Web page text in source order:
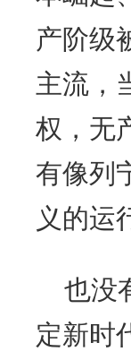
产阶级
主流，
权，无
有像列
义的运
也没
定新时